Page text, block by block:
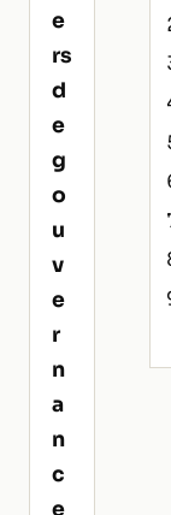
e
rs
d
e
g
o
u
v
e
r
n
a
n
c
e